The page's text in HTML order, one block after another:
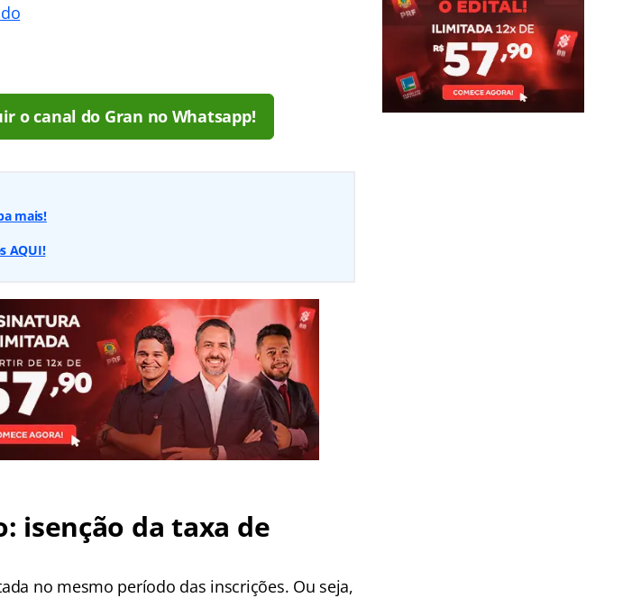
o canal do Gran no Whatsapp!
mais!
AQUI!
isenção da taxa de
no mesmo período das inscrições. Ou seja,